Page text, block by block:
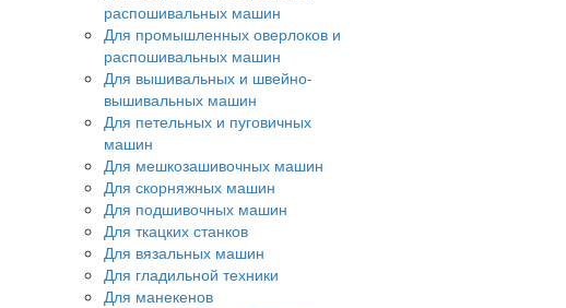
распошивальных машин
Для промышленных оверлоков и
распошивальных машин
Для вышивальных и швейно-
вышивальных машин
Для петельных и пуговичных
машин
Для мешкозашивочных машин
Для скорняжных машин
Для подшивочных машин
Для ткацких станков
Для вязальных машин
Для гладильной техники
Для манекенов